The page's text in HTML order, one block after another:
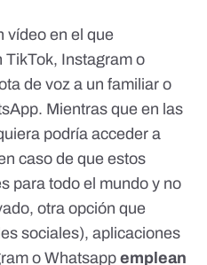
vídeo en el que
Instagram o
de voz a un familiar o
Mientras que en las
podría acceder a
caso de que estos
para todo el mundo y no
otra opción que
sociales), aplicaciones
o Whatsapp emplean